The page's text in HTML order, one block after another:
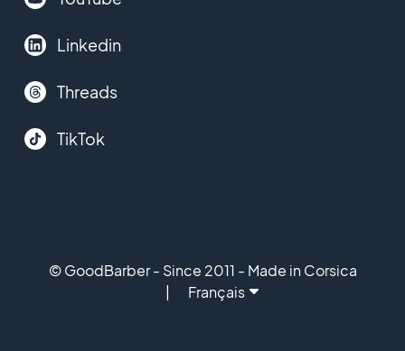
Linkedin
Threads
TikTok
© GoodBarber - Since 2011 - Made in Corsica
Français